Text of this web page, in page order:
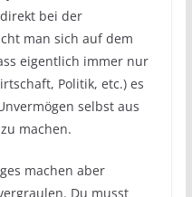
bei der
man sich auf dem
eigentlich immer nur
Politik, etc.) es
selbst aus
machen.
machen aber
Du musst